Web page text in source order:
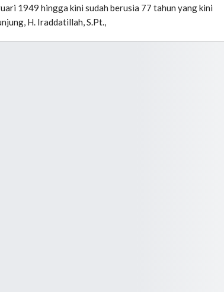
1949 hingga kini sudah berusia 77 tahun yang kini
H. Iraddatillah, S.Pt.,